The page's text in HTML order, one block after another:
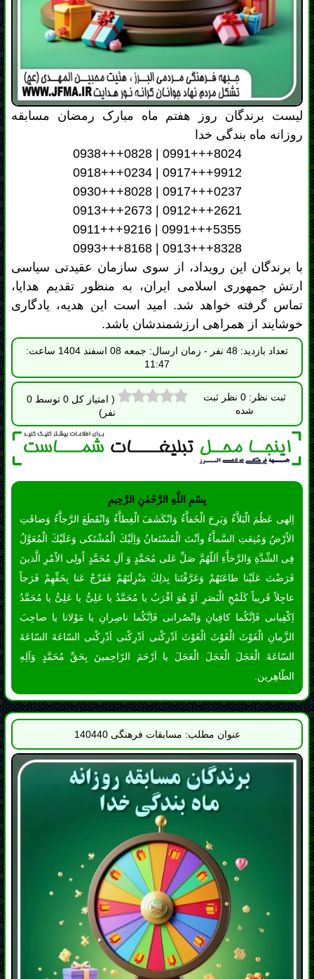
لیست برندگان روز هفتم ماه مبارک رمضان مسابقه
روزانه ماه بندگی خدا
0938+++0828 | 0991+++8024
0918+++0234 | 0917+++9912
0930+++8028 | 0917+++0237
0913+++2673 | 0912+++2621
0911+++9216 | 0991+++5355
0993+++8168 | 0913+++8328
با برندگان این رویداد، از سوی سازمان عقیدتی سیاسی
ارتش جمهوری اسلامی ایران، به منظور تقدیم هدایا،
تماس گرفته خواهد شد. امید است این هدیه، یادگاری
خوشایند از همراهی ارزشمندشان باشد.
11:47
ثبت نظر: 0 نظر ثبت
شده
( امتیاز کل 0 توسط 0
نفر)
بِسْمِ اللَّهِ الرَّحْمٰنِ الرَّحِيمِ
اِلهى عَظُمَ الْبَلاَّءُ وَبَرِحَ الْخَفاَّءُ وَانْكَشَفَ الْغِطاَّءُ وَانْقَطَعَ الرَّجاَّءُ وَضاقَتِ
الاْرْضُ وَمُنِعَتِ السَّماَّءُ واَنْتَ الْمُسْتَعانُ وَاِلَيْكَ الْمُشْتَكى وَعَلَيْكَ الْمُعَوَّلُ
فِى الشِّدَّةِ وَالرَّخاَّءِ اَللّهُمَّ صَلِّ عَلى مُحَمَّدٍ وَ آلِ مُحَمَّدٍ اُولِى الاْمْرِ الَّذينَ
عاجِلاً قَريباً كَلَمْحِ الْبَصَرِ اَوْ هُوَ اَقْرَبُ يا مُحَمَّدُ يا عَلِىُّ يا عَلِىُّ يا مُحَمَّدُ
اِكْفِيانى فَاِنَّكُما كافِيانِ وَانْصُرانى فَاِنَّكُما ناصِرانِ يا مَوْلانا يا صاحِبَ
الزَّمانِ الْغَوْثَ الْغَوْثَ الْغَوْثَ اَدْرِكْنى اَدْرِكْنى اَدْرِكْنى السّاعَةَ السّاعَةَ
السّاعَةَ الْعَجَلَ الْعَجَلَ الْعَجَلَ يا اَرْحَمَ الرّاحِمينَ بِحَقِّ مُحَمَّدٍ وَآلِهِ
الطّاهِرين.
عنوان مطلب: مسابقات فرهنگی 140440